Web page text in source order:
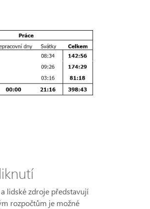
lidské zdroje představují
rozpočtům je možné